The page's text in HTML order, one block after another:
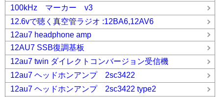
100kHz マーカー v3
12.6vで聴く真空管ラジオ :12BA6,12AV6
12au7 headphone amp
12AU7 SSB復調基板
12au7 twin ダイレクトコンバージョン受信機
12au7 ヘッドホンアンプ 2sc3422
12au7 ヘッドホンアンプ 2sc3422 type2